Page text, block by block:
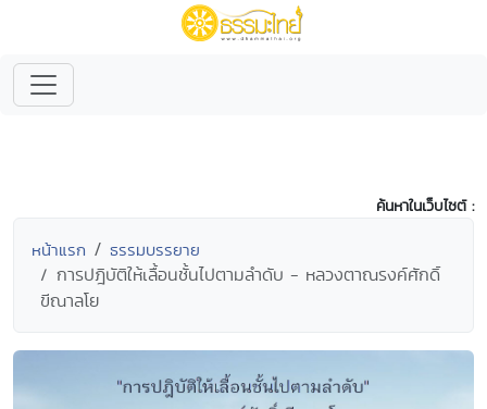
ค้นหาในเว็บไซต์ :
หน้าแรก ธรรมบรรยาย
การปฎิบัติให้เลื้อนชั้นไปตามลำดับ - หลวงตาณรงค์ศักดิ์
ขีณาลโย